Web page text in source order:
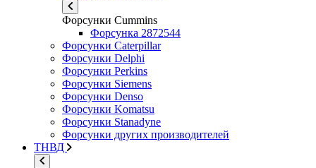
Форсунки Cummins
Форсунка 2872544
Форсунки Caterpillar
Форсунки Delphi
Форсунки Perkins
Форсунки Siemens
Форсунки Denso
Форсунки Komatsu
Форсунки Stanadyne
Форсунки других производителей
ТНВД